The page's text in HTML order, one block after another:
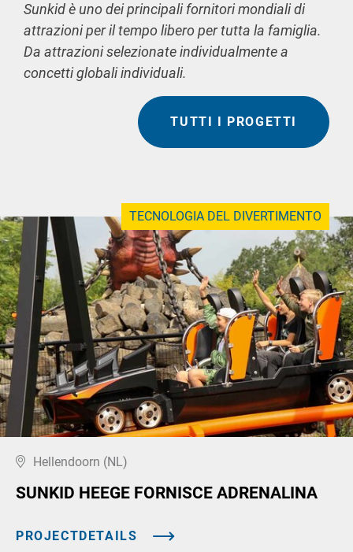
Sunkid è uno dei principali fornitori mondiali di
attrazioni per il tempo libero per tutta la famiglia.
Da attrazioni selezionate individualmente a
concetti globali individuali.
TUTTI I PROGETTI
TECNOLOGIA DEL DIVERTIMENTO
Hellendoorn (NL)
SUNKID HEEGE FORNISCE ADRENALINA
PROJECTDETAILS